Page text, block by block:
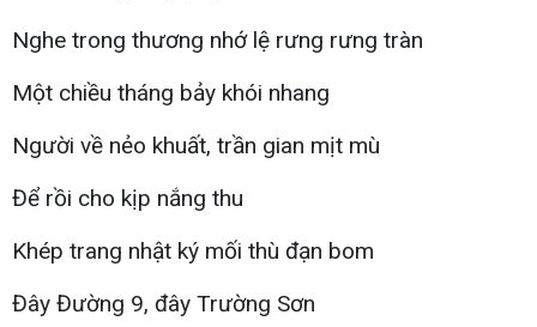
Nghe trong thương nhớ lệ rưng rưng tràn
Một chiều tháng bảy khói nhang
Người về nẻo khuất, trần gian mịt mù
Để rồi cho kịp nắng thu
Khép trang nhật ký mối thù đạn bom
Đây Đường 9, đây Trường Sơn